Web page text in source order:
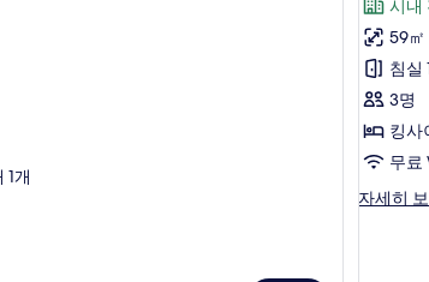
망
사
진
모
두
보
대
2
개,
시
내
전
망
자
히
1개
트,
침
실
1
개,
시
내
시내
59㎡
침실
3명
킹사
무료
자세히
스